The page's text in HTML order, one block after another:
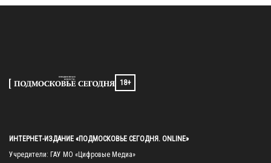
18+
ИНТЕРНЕТ-ИЗДАНИЕ «ПОДМОСКОВЬЕ СЕГОДНЯ. ONLINE»
Учредители: ГАУ МО «Цифровые Медиа»